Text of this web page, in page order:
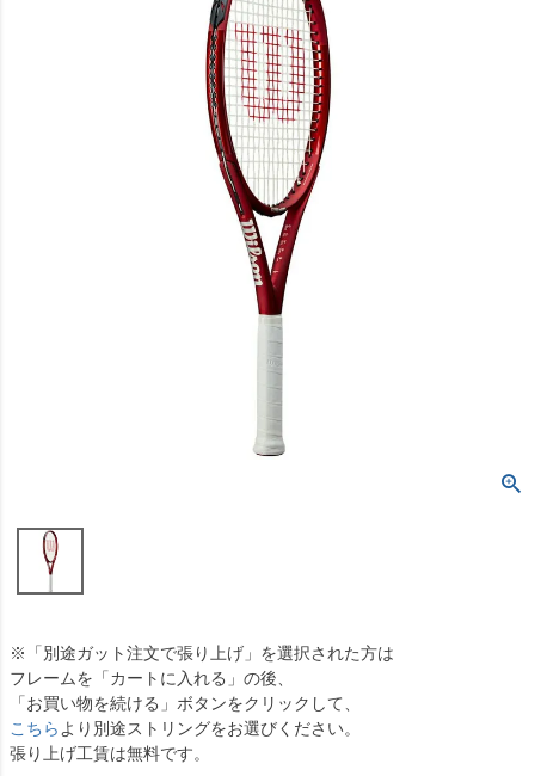
※「別途ガット注文で張り上げ」を選択された方は
フレームを「カートに入れる」の後、
「お買い物を続ける」ボタンをクリックして、
こちら より別途ストリングをお選びください。
張り上げ工賃は無料です。